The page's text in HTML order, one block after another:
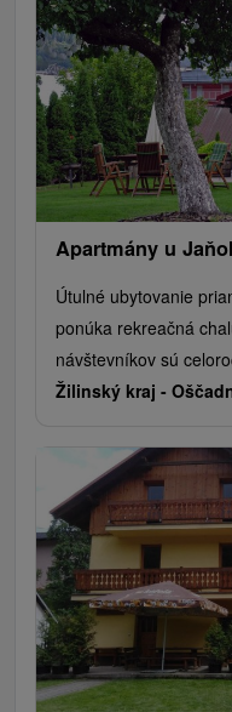
Apartmány u
Útulné ubytovanie
ponúka rekreačná
návštevníkov sú
Žilinský kraj -